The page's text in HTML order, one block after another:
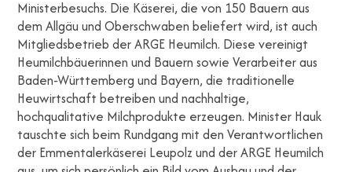
Ministerbesuchs. Die Käserei, die von 150 Bauern aus
dem Allgäu und Oberschwaben beliefert wird, ist auch
Mitgliedsbetrieb der ARGE Heumilch. Diese vereinigt
Heumilchbäuerinnen und Bauern sowie Verarbeiter aus
Baden-Württemberg und Bayern, die traditionelle
Heuwirtschaft betreiben und nachhaltige,
hochqualitative Milchprodukte erzeugen. Minister Hauk
tauschte sich beim Rundgang mit den Verantwortlichen
der Emmentalerkäserei Leupolz und der ARGE Heumilch